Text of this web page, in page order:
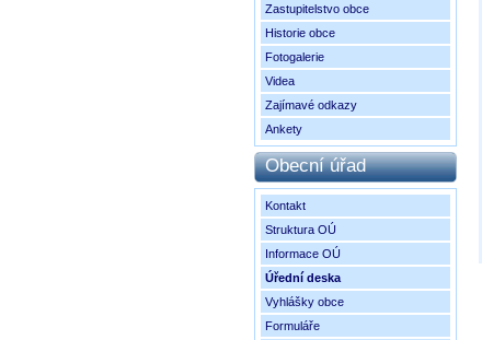
Zastupitelstvo obce
Historie obce
Fotogalerie
Videa
Zajímavé odkazy
Ankety
Obecní úřad
Kontakt
Struktura OÚ
Informace OÚ
Úřední deska
Vyhlášky obce
Formuláře